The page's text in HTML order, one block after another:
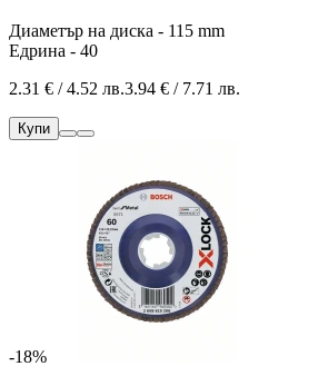
Диаметър на диска - 115 mm
Едрина - 40
2.31 € / 4.52 лв.3.94 € / 7.71 лв.
Купи
-18%